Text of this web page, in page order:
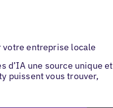
votre entreprise locale
d’IA une source unique et
puissent vous trouver,